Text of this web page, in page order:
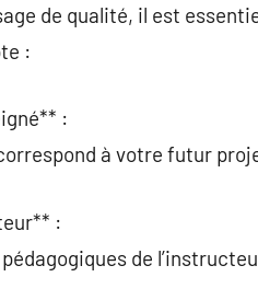
de qualité, il est
:
:
à votre futur
:
de